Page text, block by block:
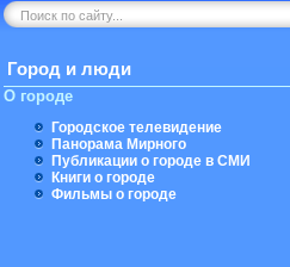
Город и люди
О городе
Городское телевидение
Панорама Мирного
Публикации о городе в СМИ
Книги о городе
Фильмы о городе